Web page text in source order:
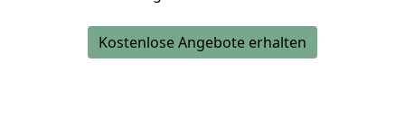
Kostenlose Angebote erhalten